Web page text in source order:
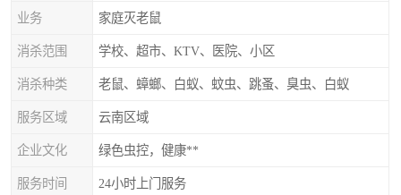
业务 家庭灭老鼠
消杀范围 学校、超市、KTV、医院、小区
消杀种类 老鼠、蟑螂、白蚁、蚊虫、跳蚤、臭虫、白蚁
服务区域 云南区域
企业文化 绿色虫控，健康**
服务时间 24小时上门服务